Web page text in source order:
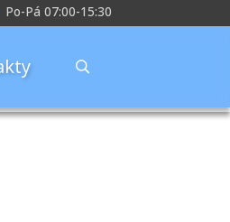
Po-Pá 07:00-15:30